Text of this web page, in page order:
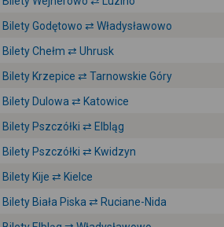
Bilety Godętowo ⇄ Władysławowo
Bilety Chełm ⇄ Uhrusk
Bilety Krzepice ⇄ Tarnowskie Góry
Bilety Dulowa ⇄ Katowice
Bilety Pszczółki ⇄ Elbląg
Bilety Pszczółki ⇄ Kwidzyn
Bilety Kije ⇄ Kielce
Bilety Biała Piska ⇄ Ruciane-Nida